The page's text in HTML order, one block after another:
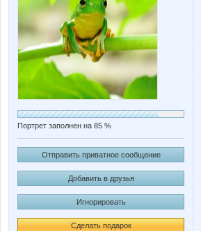
Портрет заполнен на 85 %
Отправить приватное сообщение
Добавить в друзья
Игнорировать
Сделать подарок